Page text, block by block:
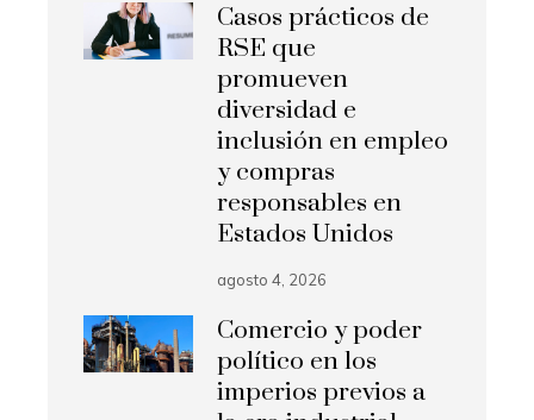
Casos prácticos de
RSE que
promueven
diversidad e
inclusión en empleo
y compras
responsables en
Estados Unidos
agosto 4, 2026
Comercio y poder
político en los
imperios previos a